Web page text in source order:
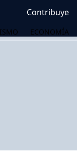
Contribuye
ECONOMÍA